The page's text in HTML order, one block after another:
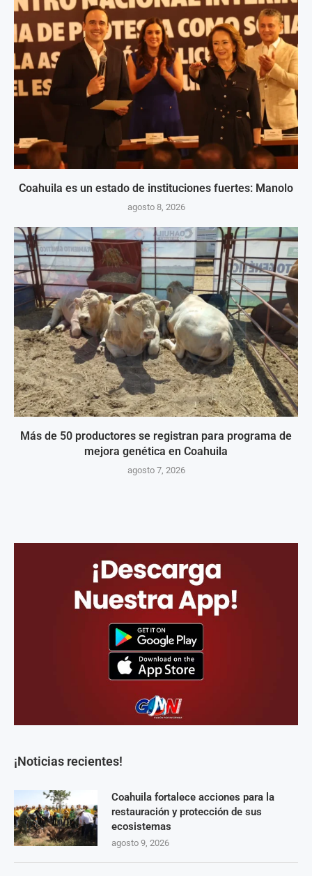
Coahuila es un estado de instituciones fuertes: Manolo
agosto 8, 2026
Más de 50 productores se registran para programa de
mejora genética en Coahuila
agosto 7, 2026
¡Noticias recientes!
Coahuila fortalece acciones para la
restauración y protección de sus
ecosistemas
agosto 9, 2026